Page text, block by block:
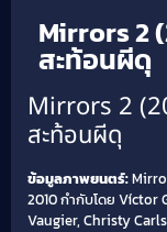
Mirrors 2
สะท้อนผีดุ
Mirrors 2
สะท้อนผีดุ
ข้อมูลภาพยนตร์:
2010 กำกับโดย Víctor
Vaugier, Christy